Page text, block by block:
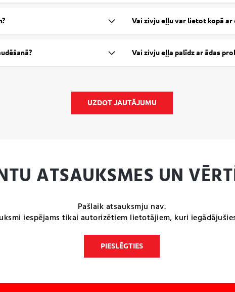
Vai zivju eļļu var lietot kopā
Vai zivju eļļa palīdz ar ādas
UZDOT JAUTĀJUMU
ATSAUKSMES UN
Pašlaik atsauksmju nav.
iespējams tikai autorizētiem lietotājiem, kuri
PIESLĒGTIES